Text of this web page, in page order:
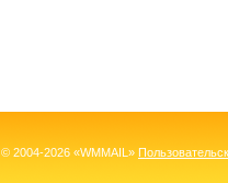
© 2004-2026 «WMMAIL»